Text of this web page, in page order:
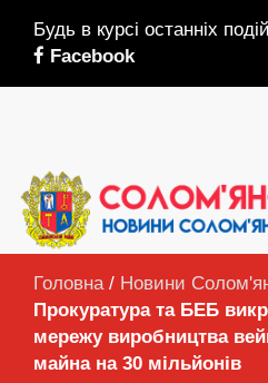
Будь в курсі останніх
Facebook
Головна / Новини
Прокуратура та БЕБ
мережу виробництва
майна на 30 мільйонів